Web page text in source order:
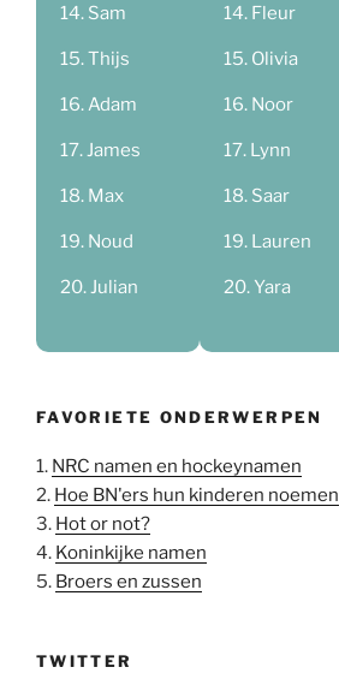
Sam
Thijs
Adam
James
Max
Noud
Julian
Fleur
Olivia
Noor
Lynn
Saar
Lauren
Yara
FAVORIETE ONDERWERPEN
1. NRC namen en hockeynamen
2. Hoe BN'ers hun kinderen noemen
3. Hot or not?
4. Koninkijke namen
5. Broers en zussen
TWITTER